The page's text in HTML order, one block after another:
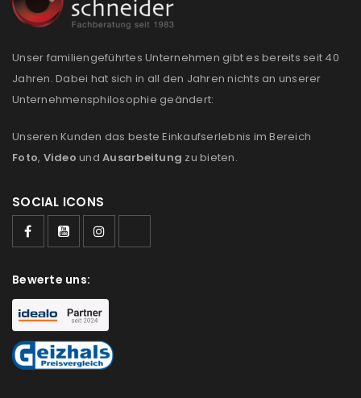
Unser familiengeführtes Unternehmen gibt es bereits seit 40
Jahren. Dabei hat sich in all den Jahren nichts an unserer
Unternehmensphilosophie geändert:
Unseren Kunden das beste Einkaufserlebnis im Bereich
Foto, Video und Ausarbeitung zu bieten.
SOCIAL ICONS
Bewerte uns: